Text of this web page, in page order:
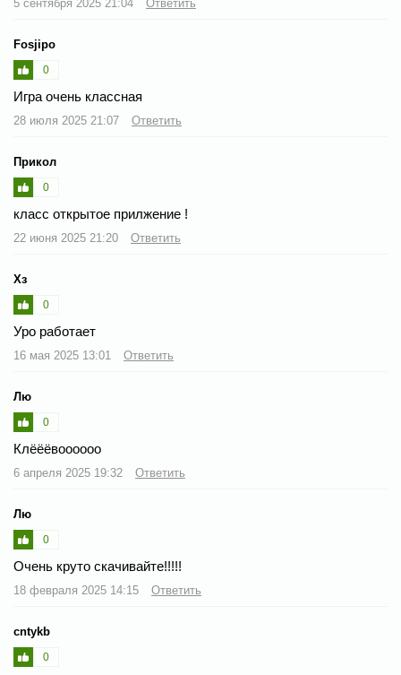
5 сентября 2025 21:04 Ответить
Fosjipo
0
Игра очень классная
28 июля 2025 21:07 Ответить
Прикол
0
класс открытое прилжение !
22 июня 2025 21:20 Ответить
Хз
0
Уро работает
16 мая 2025 13:01 Ответить
Лю
0
Клёёёвоооооо
6 апреля 2025 19:32 Ответить
Лю
0
Очень круто скачивайте!!!!!
18 февраля 2025 14:15 Ответить
cntykb
0